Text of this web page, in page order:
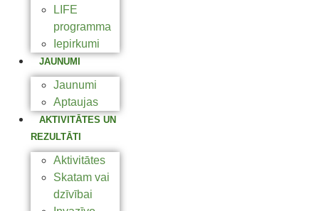
LIFE
programma
Iepirkumi
JAUNUMI
Jaunumi
Aptaujas
AKTIVITĀTES UN
REZULTĀTI
Aktivitātes
Skatam vai
dzīvībai